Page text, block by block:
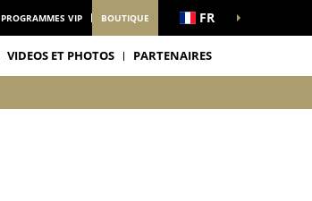
PROGRAMMES VIP BOUTIQUE FR
VIDEOS ET PHOTOS PARTENAIRES